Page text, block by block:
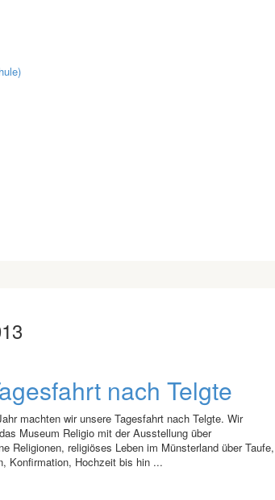
nach Telgte
machten wir unsere Tagesfahrt nach Telgte. Wir
Museum Religio mit der Ausstellung über
Religionen, religiöses Leben im Münsterland über Taufe,
Konfirmation, Hochzeit bis hin ...